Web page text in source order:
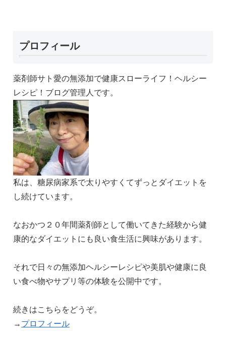
プロフィール
薬剤師サト愛の無添加で健康スローライフ！ヘルシー
レシピ！ブログ管理人です。
私は、糖尿病家系で太りやすくてずっとダイエットを
し続けています。
なおかつ２０年間薬剤師として働いてきた経験から健
康的なダイエットにも良い食生活に興味があります。
それで日々の無添加ヘルシーレシピや美肌や健康に良
い食べ物やサプリ等の体験を公開中です。
続きはこちらをどうぞ。
→ プロフィール